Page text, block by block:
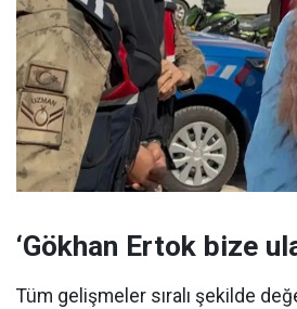
‘Gökhan Ertok bize
Tüm gelişmeler sıralı şekilde